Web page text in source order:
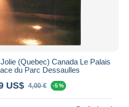
(Quebec) Canada Le Palais
du Parc Dessaulles
US$ 4,00 € -5 %